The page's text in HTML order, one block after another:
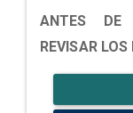
ANTES DE
REVISAR